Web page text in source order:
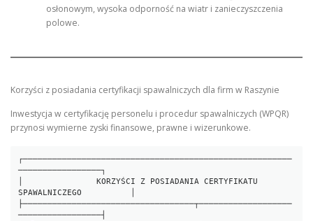
osłonowym, wysoka odporność na wiatr i zanieczyszczenia
polowe.
Korzyści z posiadania certyfikacji spawalniczych dla firm w Raszynie
Inwestycja w certyfikację personelu i procedur spawalniczych (WPQR)
przynosi wymierne zyski finansowe, prawne i wizerunkowe.
┌───────────────────────────────────────────────────────
─────────────────┐
│               KORZYŚCI Z POSIADANIA CERTYFIKATU
SPAWALNICZEGO          │
├───────────────────────────────────┬───────────────────
─────────────────┤